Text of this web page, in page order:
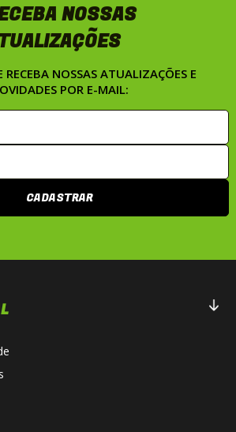
NOSSAS
RECEBA NOSSAS ATUALIZAÇÕES E
POR E-MAIL:
CADASTRAR